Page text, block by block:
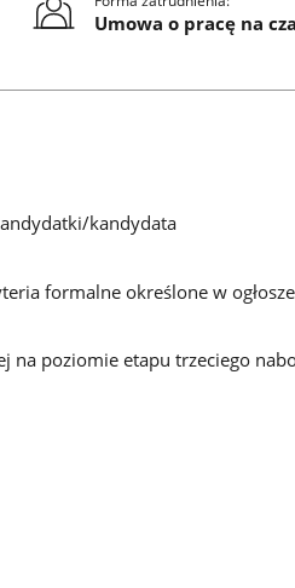
Umowa o pracę na
kandydata
formalne określone w
poziomie etapu trzeciego